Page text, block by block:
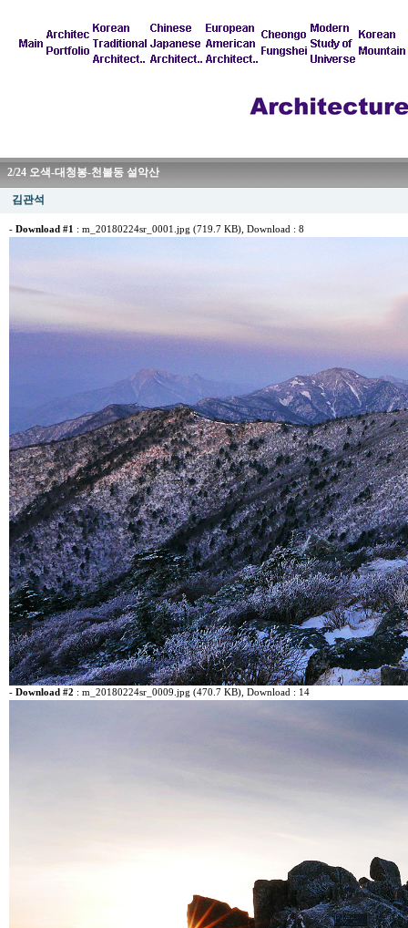
2/24 오색-대청봉-천불동 설악산
김관석
- Download #1 : m_20180224sr_0001.jpg (719.7 KB) , Download : 8
- Download #2 : m_20180224sr_0009.jpg (470.7 KB), Download : 14